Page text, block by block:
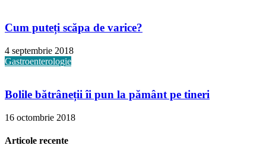
Cum puteți scăpa de varice?
4 septembrie 2018
Gastroenterologie
Bolile bătrâneții îi pun la pământ pe tineri
16 octombrie 2018
Articole recente